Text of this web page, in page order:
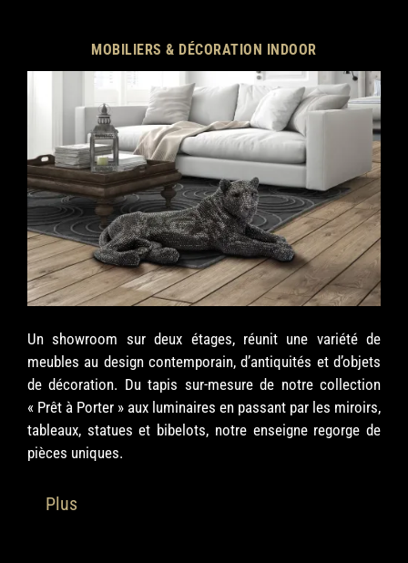
MOBILIERS & DÉCORATION INDOOR
Un showroom sur deux étages, réunit une variété de
meubles au design contemporain, d’antiquités et d’objets
de décoration. Du tapis sur-mesure de notre collection
« Prêt à Porter » aux luminaires en passant par les miroirs,
tableaux, statues et bibelots, notre enseigne regorge de
pièces uniques.
Plus